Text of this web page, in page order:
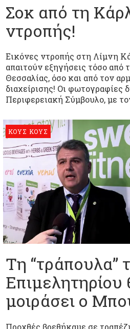
Σοκ από τη
ντροπής!
Εικόνες ντροπής στη Λίμνη
απαιτούν εξηγήσεις τόσο από
Θεσσαλίας, όσο και από τον
διαχείρισης! Οι φωτογραφίες
Περιφερειακή Σύμβουλο, με
ΚΟΥΣ ΚΟΥΣ
Τη “τράπουλα”
Επιμελητηρίου
μοιράσει ο
Προχθές βρεθήκαμε σε